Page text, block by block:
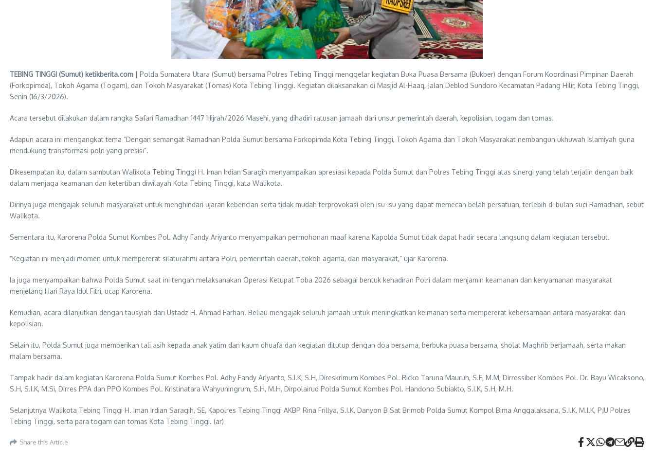
TEBING TINGGI (Sumut) ketikberita.com | Polda Sumatera Utara (Sumut) bersama Polres Tebing Tinggi menggelar kegiatan Buka Puasa Bersama (Bukber) dengan Forum Koordinasi Pimpinan Daerah
(Forkopimda), Tokoh Agama (Togam), dan Tokoh Masyarakat (Tomas) Kota Tebing Tinggi. Kegiatan dilaksanakan di Masjid Al-Haaq, Jalan Deblod Sundoro Kecamatan Padang Hilir, Kota Tebing Tinggi,
Senin (16/3/2026).
Acara tersebut dilakukan dalam rangka Safari Ramadhan 1447 Hijrah/2026 Masehi, yang dihadiri ratusan jamaah dari unsur pemerintah daerah, kepolisian, togam dan tomas.
Adapun acara ini mengangkat tema ”Dengan semangat Ramadhan Polda Sumut bersama Forkopimda Kota Tebing Tinggi, Tokoh Agama dan Tokoh Masyarakat nembangun ukhuwah Islamiyah guna
mendukung transformasi polri yang presisi”.
Dikesempatan itu, dalam sambutan Walikota Tebing Tinggi H. Iman Irdian Saragih menyampaikan apresiasi kepada Polda Sumut dan Polres Tebing Tinggi atas sinergi yang telah terjalin dengan baik
dalam menjaga keamanan dan ketertiban diwilayah Kota Tebing Tinggi, kata Walikota.
Dirinya juga mengajak seluruh masyarakat untuk menghindari ujaran kebencian serta tidak mudah terprovokasi oleh isu-isu yang dapat memecah belah persatuan, terlebih di bulan suci Ramadhan, sebut
Walikota.
Sementara itu, Karorena Polda Sumut Kombes Pol. Adhy Fandy Ariyanto menyampaikan permohonan maaf karena Kapolda Sumut tidak dapat hadir secara langsung dalam kegiatan tersebut.
”Kegiatan ini menjadi momen untuk mempererat silaturahmi antara Polri, pemerintah daerah, tokoh agama, dan masyarakat,” ujar Karorena.
Ia juga menyampaikan bahwa Polda Sumut saat ini tengah melaksanakan Operasi Ketupat Toba 2026 sebagai bentuk kehadiran Polri dalam menjamin keamanan dan kenyamanan masyarakat
menjelang Hari Raya Idul Fitri, ucap Karorena.
Kemudian, acara dilanjutkan dengan tausyiah dari Ustadz H. Ahmad Farhan. Beliau mengajak seluruh jamaah untuk meningkatkan keimanan serta mempererat kebersamaan antara masyarakat dan
kepolisian.
Selain itu, Polda Sumut juga memberikan tali asih kepada anak yatim dan kaum dhuafa dan kegiatan ditutup dengan doa bersama, berbuka puasa bersama, sholat Maghrib berjamaah, serta makan
malam bersama.
Tampak hadir dalam kegiatan Karorena Polda Sumut Kombes Pol. Adhy Fandy Ariyanto, S.I.K, S.H, Direskrimum Kombes Pol. Ricko Taruna Mauruh, S.E, M.M, Dirressiber Kombes Pol. Dr. Bayu Wicaksono,
S.H, S.I.K, M.Si, Dirres PPA dan PPO Kombes Pol. Kristinatara Wahyuningrum, S.H, M.H, Dirpolairud Polda Sumut Kombes Pol. Handono Subiakto, S.I.K, S.H, M.H.
Selanjutnya Walikota Tebing Tinggi H. Iman Irdian Saragih, SE, Kapolres Tebing Tinggi AKBP Rina Frillya, S.I.K, Danyon B Sat Brimob Polda Sumut Kompol Bima Anggalaksana, S.I.K, M.I.K, PJU Polres
Tebing Tinggi, serta para togam dan tomas Kota Tebing Tinggi. (ar)
Share this Article